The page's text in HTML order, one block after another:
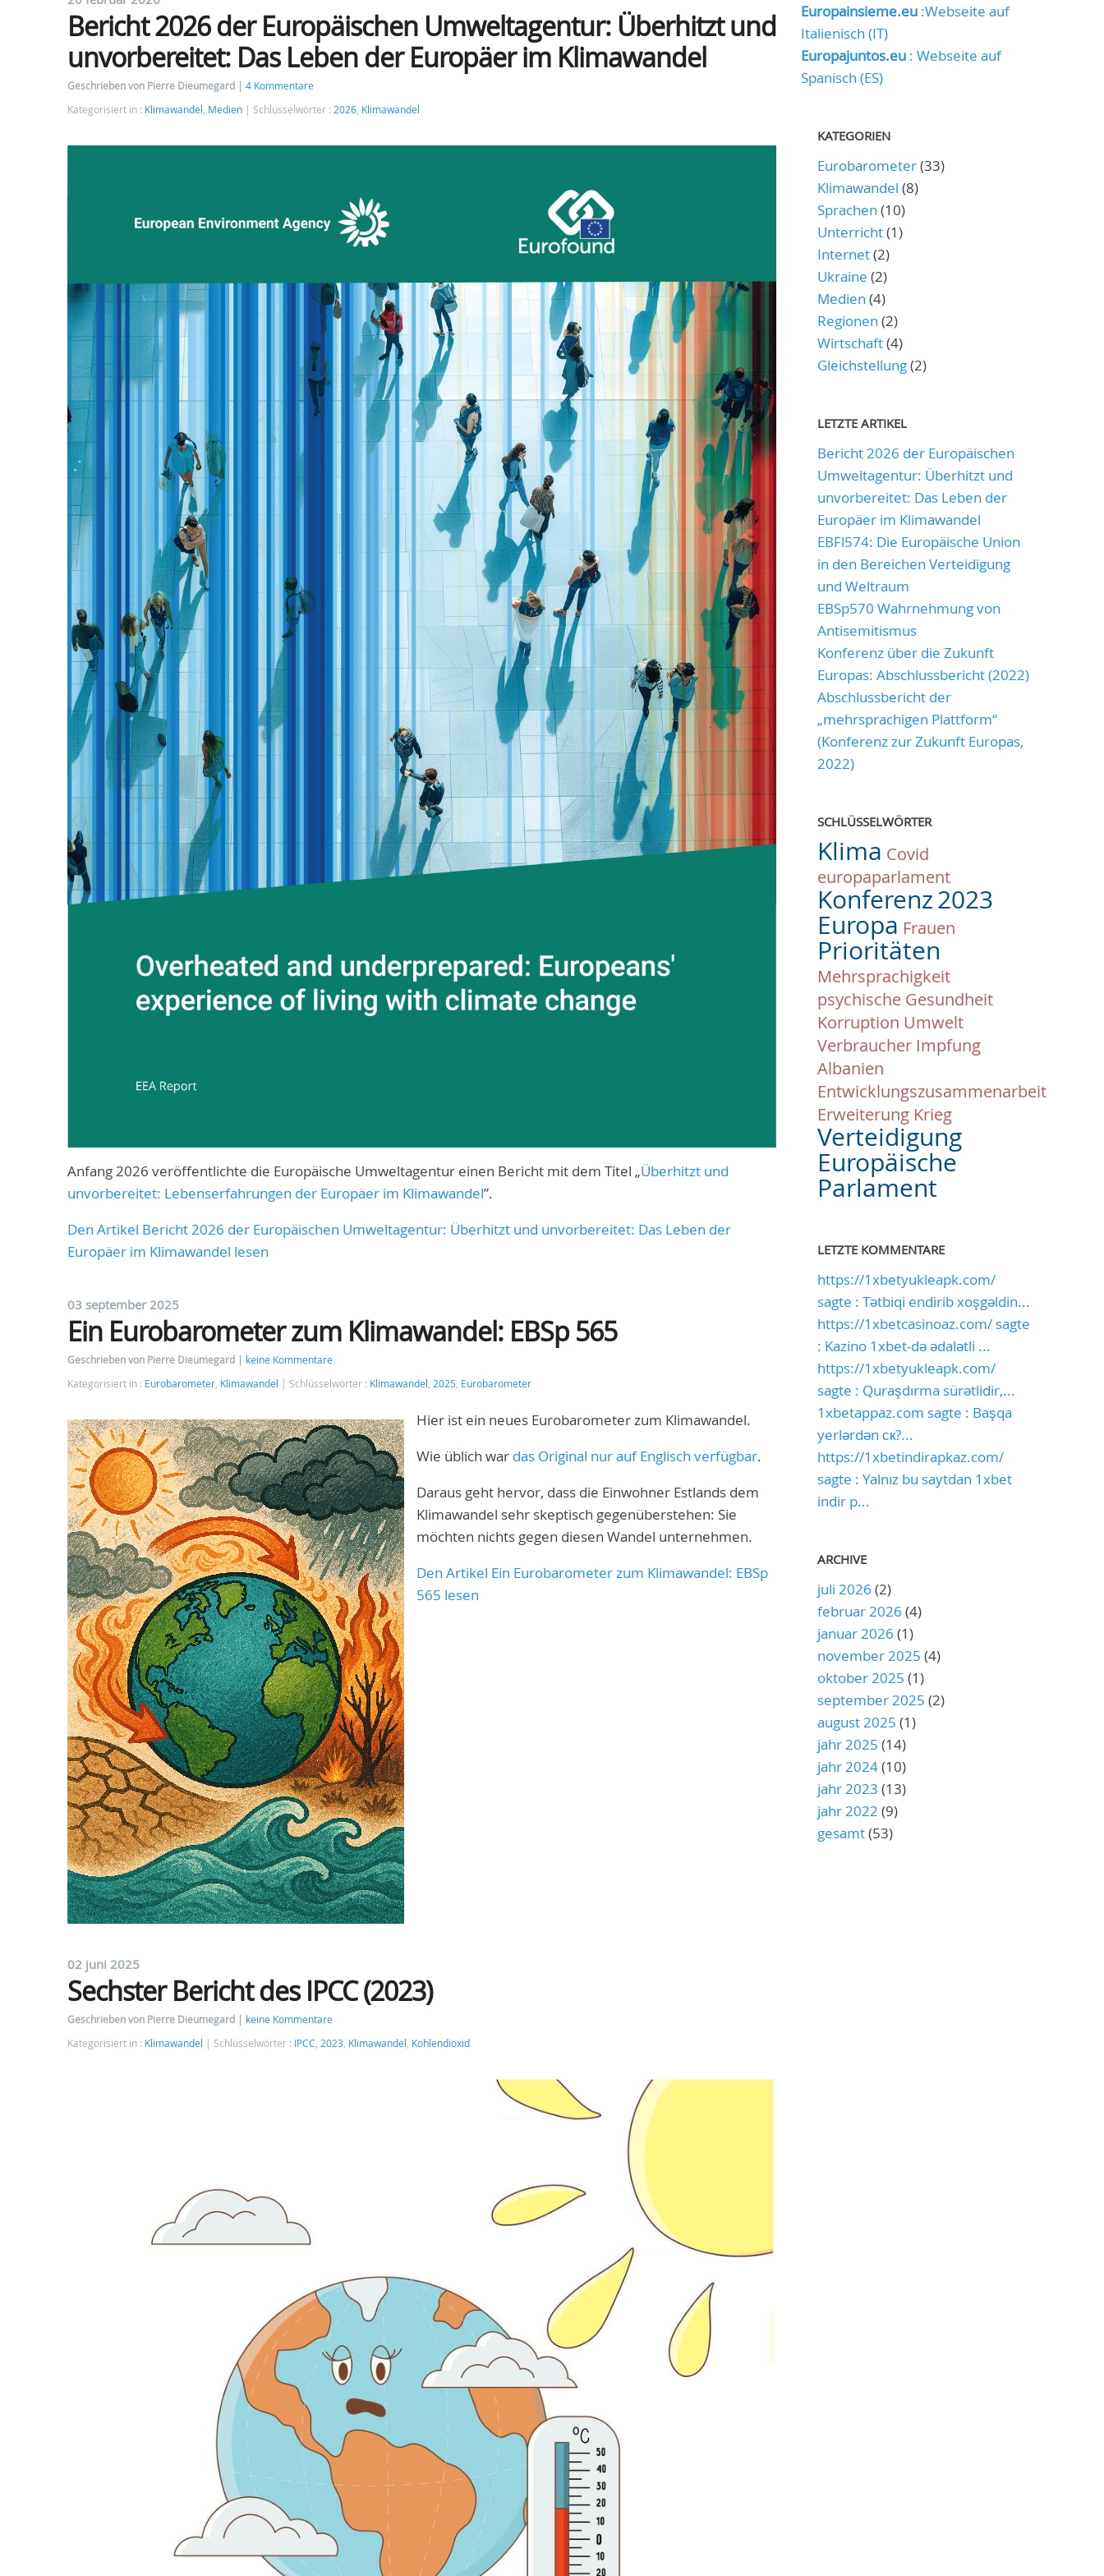
Bericht 2026 der Europäischen Umweltagentur: Überhitzt und
unvorbereitet: Das Leben der Europäer im Klimawandel
Geschrieben von Pierre Dieumegard
4 Kommentare
Kategorisiert in : Klimawandel , Medien Schlüsselwörter : 2026, Klimawandel
Anfang 2026 veröffentlichte die Europäische Umweltagentur einen Bericht mit dem Titel „Überhitzt und
unvorbereitet: Lebenserfahrungen der Europäer im Klimawandel”.
Den Artikel Bericht 2026 der Europäischen Umweltagentur: Überhitzt und unvorbereitet: Das Leben der
Europäer im Klimawandel lesen
03 september 2025
Ein Eurobarometer zum Klimawandel: EBSp 565
Geschrieben von Pierre Dieumegard
keine Kommentare
Kategorisiert in : Eurobarometer, Klimawandel Schlüsselwörter : Klimawandel , 2025, Eurobarometer
Hier ist ein neues Eurobarometer zum Klimawandel.
Wie üblich war das Original nur auf Englisch verfügbar.
Daraus geht hervor, dass die Einwohner Estlands dem
Klimawandel sehr skeptisch gegenüberstehen: Sie
möchten nichts gegen diesen Wandel unternehmen.
Den Artikel Ein Eurobarometer zum Klimawandel: EBSp
565 lesen
02 juni 2025
Sechster Bericht des IPCC (2023)
Geschrieben von Pierre Dieumegard
keine Kommentare
Kategorisiert in : Klimawandel Schlüsselwörter : IPCC, 2023, Klimawandel , Kohlendioxid
Europainsieme.eu:Webseite auf
Italienisch (IT)
Europajuntos.eu: Webseite auf
Spanisch (ES)
KATEGORIEN
Eurobarometer(33)
Klimawandel (8)
Sprachen (10)
Unterricht(1)
Internet(2)
Ukraine (2)
Medien (4)
Regionen (2)
Wirtschaft(4)
Gleichstellung(2)
LETZTE ARTIKEL
Bericht 2026 der Europäischen
Umweltagentur: Überhitzt und
unvorbereitet: Das Leben der
Europäer im Klimawandel
EBFl574: Die Europäische Union
in den Bereichen Verteidigung
und Weltraum
EBSp570 Wahrnehmung von
Antisemitismus
Konferenz über die Zukunft
Europas: Abschlussbericht (2022)
Abschlussbericht der
„mehrsprachigen Plattform“
(Konferenz zur Zukunft Europas,
2022)
SCHLÜSSELWÖRTER
Klima Covid
europaparlament
Konferenz2023
Europa Frauen
Prioritäten
Mehrsprachigkeit
psychische Gesundheit
Korruption Umwelt
Verbraucher Impfung
Albanien
Entwicklungszusammenarbeit
Erweiterung Krieg
Verteidigung
Europäische
Parlament
LETZTE KOMMENTARE
https://1xbetyukleapk.com/
sagte : Tətbiqi endirib xoşgəldin...
https://1xbetcasinoaz.com/ sagte
: Kazino 1xbet-də ədalətli ...
https://1xbetyukleapk.com/
sagte : Quraşdırma sürətlidir,...
1xbetappaz.com sagte : Başqa
yerlərdən ск?...
https://1xbetindirapkaz.com/
sagte : Yalnız bu saytdan 1xbet
indir p...
ARCHIVE
juli 2026 (2)
februar 2026 (4)
januar 2026 (1)
november 2025 (4)
oktober 2025 (1)
september 2025 (2)
august 2025 (1)
jahr 2025 (14)
jahr 2024(10)
jahr 2023 (13)
jahr 2022 (9)
gesamt(53)